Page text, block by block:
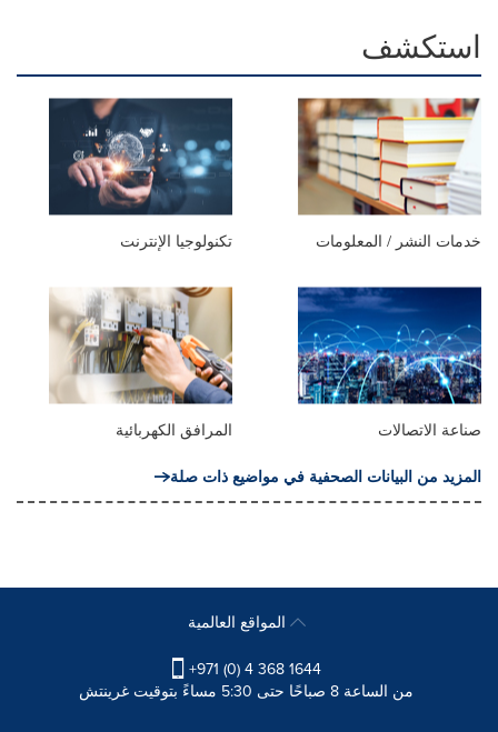
استكشف
خدمات النشر / المعلومات تكنولوجيا الإنترنت
صناعة الاتصالات المرافق الكهربائية
المزيد من البيانات الصحفية في مواضيع ذات صلة
+971 (0) 4 368 1644
من الساعة 8 صباحًا حتى 5:30 مساءً بتوقيت غرينتش